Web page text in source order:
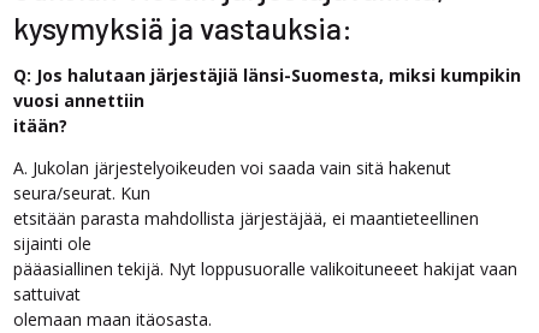
kysymyksiä ja vastauksia:
Q: Jos halutaan järjestäjiä länsi-Suomesta, miksi kumpikin
vuosi annettiin
itään?
A. Jukolan järjestelyoikeuden voi saada vain sitä hakenut
seura/seurat. Kun
etsitään parasta mahdollista järjestäjää, ei maantieteellinen
sijainti ole
pääasiallinen tekijä. Nyt loppusuoralle valikoituneeet hakijat vaan
sattuivat
olemaan maan itäosasta.